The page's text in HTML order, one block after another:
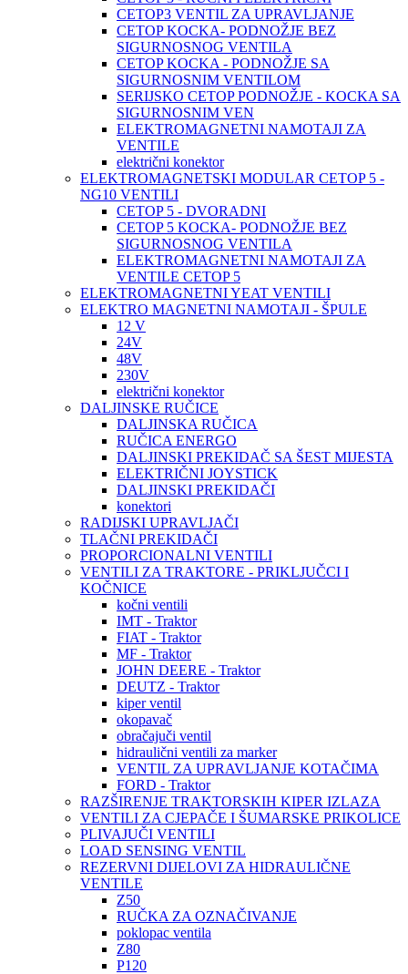
CETOP3 VENTIL ZA UPRAVLJANJE
CETOP KOCKA- PODNOŽJE BEZ
SIGURNOSNOG VENTILA
CETOP KOCKA - PODNOŽJE SA
SIGURNOSNIM VENTILOM
SERIJSKO CETOP PODNOŽJE - KOCKA SA
SIGURNOSNIM VEN
ELEKTROMAGNETNI NAMOTAJI ZA
VENTILE
električni konektor
ELEKTROMAGNETSKI MODULAR CETOP 5 -
NG10 VENTILI
CETOP 5 - DVORADNI
CETOP 5 KOCKA- PODNOŽJE BEZ
SIGURNOSNOG VENTILA
ELEKTROMAGNETNI NAMOTAJI ZA
VENTILE CETOP 5
ELEKTROMAGNETNI YEAT VENTILI
ELEKTRO MAGNETNI NAMOTAJI - ŠPULE
12 V
24V
48V
230V
električni konektor
DALJINSKE RUČICE
DALJINSKA RUČICA
RUČICA ENERGO
DALJINSKI PREKIDAČ SA ŠEST MIJESTA
ELEKTRIČNI JOYSTICK
DALJINSKI PREKIDAČI
konektori
RADIJSKI UPRAVLJAČI
TLAČNI PREKIDAČI
PROPORCIONALNI VENTILI
VENTILI ZA TRAKTORE - PRIKLJUČCI I
KOČNICE
kočni ventili
IMT - Traktor
FIAT - Traktor
MF - Traktor
JOHN DEERE - Traktor
DEUTZ - Traktor
kiper ventil
okopavač
obračajuči ventil
hidraulični ventili za marker
VENTIL ZA UPRAVLJANJE KOTAČIMA
FORD - Traktor
RAZŠIRENJE TRAKTORSKIH KIPER IZLAZA
VENTILI ZA CJEPAČE I ŠUMARSKE PRIKOLICE
PLIVAJUČI VENTILI
LOAD SENSING VENTIL
REZERVNI DIJELOVI ZA HIDRAULIČNE
VENTILE
Z50
RUČKA ZA OZNAČIVANJE
poklopac ventila
Z80
P120